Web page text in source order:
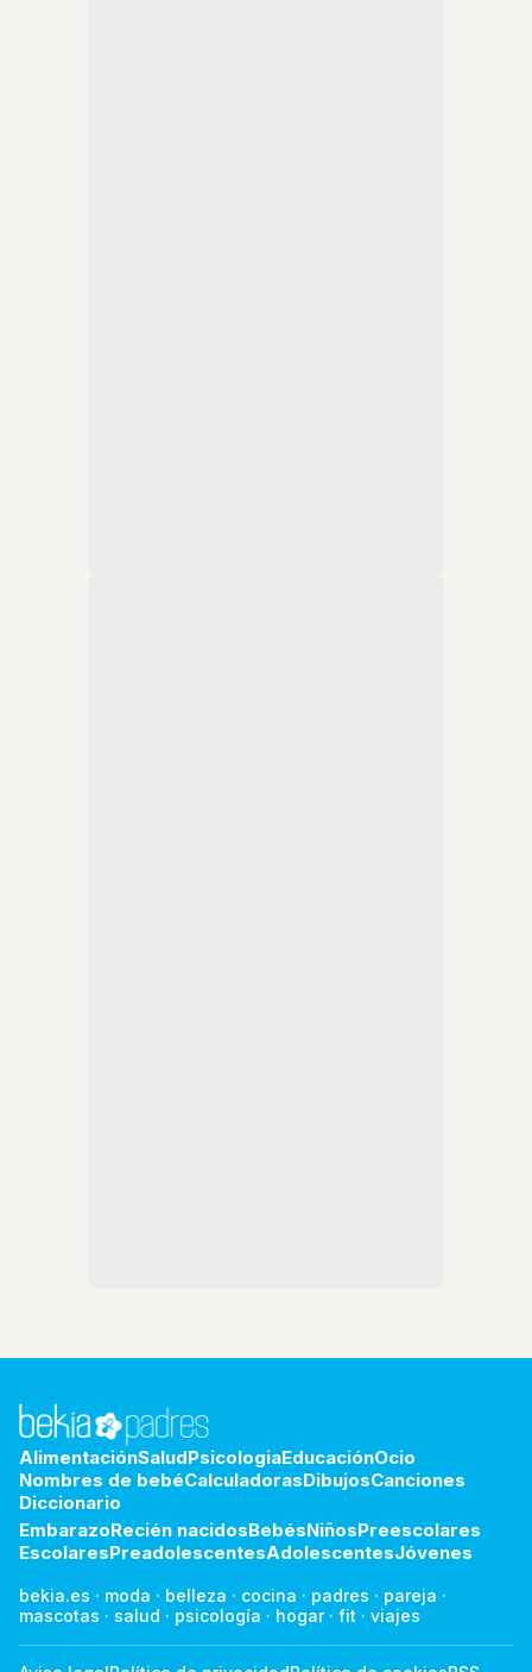
AlimentaciónSaludPsicologiaEducaciónOcio
Nombres de bebéCalculadorasDibujosCanciones
Diccionario
EmbarazoRecién nacidosBebésNiñosPreescolares
EscolaresPreadolescentesAdolescentesJóvenes
bekia.es · moda · belleza · cocina · padres · pareja ·
mascotas · salud · psicología · hogar· fit · viajes